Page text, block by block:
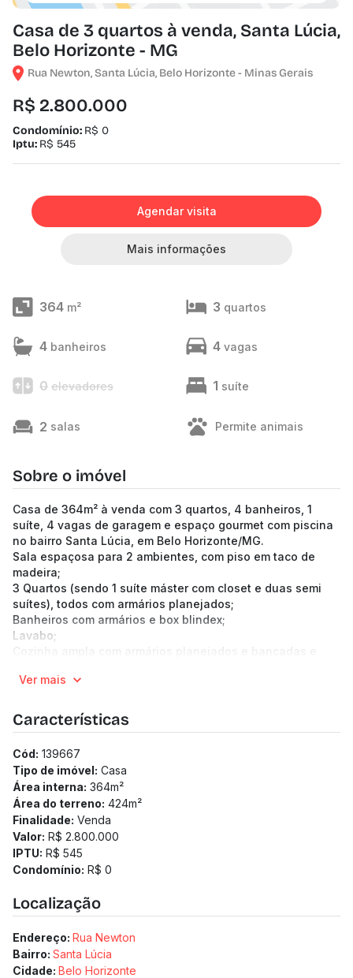
Casa de 3 quartos à venda, Santa Lúcia,
Belo Horizonte - MG
Rua Newton, Santa Lúcia, Belo Horizonte - Minas Gerais
R$ 2.800.000
Condomínio: R$ 0
Iptu: R$ 545
Agendar visita
Mais informações
364 m² 3 quartos
4 banheiros 4 vagas
0 elevadores 1 suíte
2 salas Permite animais
Sobre o imóvel
Casa de 364m² à venda com 3 quartos, 4 banheiros, 1
suíte, 4 vagas de garagem e espaço gourmet com piscina
no bairro Santa Lúcia, em Belo Horizonte/MG.
Sala espaçosa para 2 ambientes, com piso em taco de
madeira;
3 Quartos (sendo 1 suíte máster com closet e duas semi
suítes), todos com armários planejados;
Banheiros com armários e box blindex;
Lavabo;
Cozinha ampla com armários planejados e bancadas e
Área de serviço independente;
Área gourmet completa, com:
Piscina;
Varanda;
Jardins;
Quintal.
4 Vagas de garagem.
(Os preços e informações poderão sofrer mudanças.
Solicitamos a confirmação com nossa equipe).
Ver mais
Características
Cód: 139667
Tipo de imóvel: Casa
Área interna: 364m²
Área do terreno: 424m²
Finalidade: Venda
Valor: R$ 2.800.000
IPTU: R$ 545
Condomínio: R$ 0
Localização
Endereço: Rua Newton
Bairro: Santa Lúcia
Cidade: Belo Horizonte